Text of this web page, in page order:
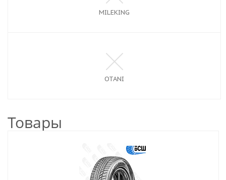
MILEKING
OTANI
Товары